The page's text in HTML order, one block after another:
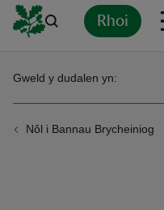
Rhoi
Nôl i Bannau Brycheiniog
Gweld y dudalen yn: